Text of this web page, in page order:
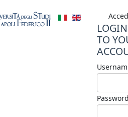
LOGIN
TO